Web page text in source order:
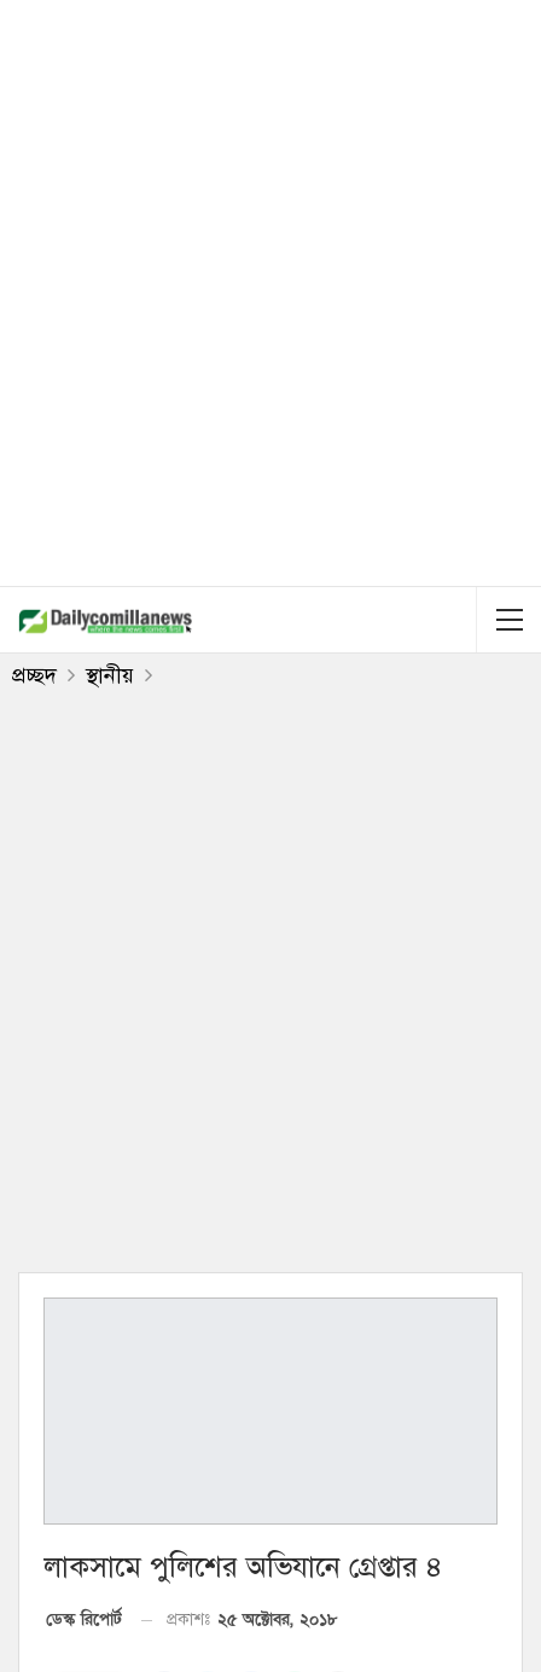
প্রচ্ছদ স্থানীয়
লাকসামে পুলিশের অভিযানে গ্রেপ্তার ৪
ডেস্ক রিপোর্ট প্রকাশঃ ২৫ অক্টোবর, ২০১৮